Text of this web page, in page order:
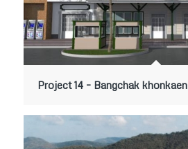
Project 14 – Bangchak khonkaen